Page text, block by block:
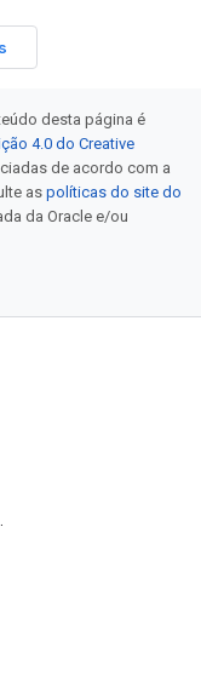
desta página é
4.0 do Creative
de acordo com a
aspolíticas do site do
da Oracle e/ou